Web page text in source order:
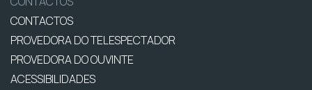
CONTACTOS
PROVEDORA DO TELESPECTADOR
PROVEDORA DO OUVINTE
ACESSIBILIDADES